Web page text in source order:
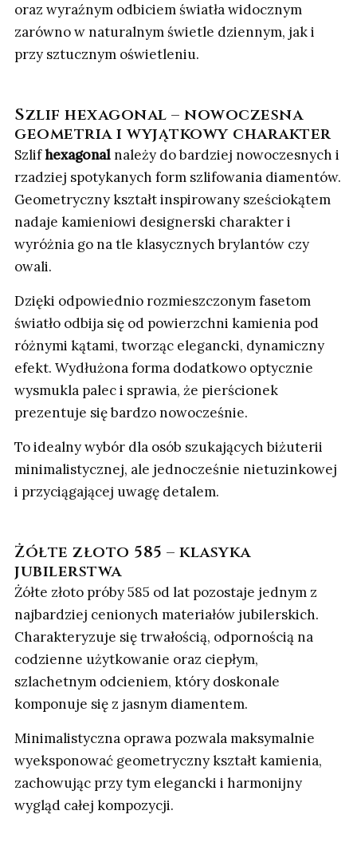
oraz wyraźnym odbiciem światła widocznym
zarówno w naturalnym świetle dziennym, jak i
przy sztucznym oświetleniu.
Szlif hexagonal – nowoczesna
geometria i wyjątkowy charakter
Szlifhexagonalnależy do bardziej nowoczesnych i
rzadziej spotykanych form szlifowania diamentów.
Geometryczny kształt inspirowany sześciokątem
nadaje kamieniowi designerski charakter i
wyróżnia go na tle klasycznych brylantów czy
owali.
Dzięki odpowiednio rozmieszczonym fasetom
światło odbija się od powierzchni kamienia pod
różnymi kątami, tworząc elegancki, dynamiczny
efekt. Wydłużona forma dodatkowo optycznie
wysmukla palec i sprawia, że pierścionek
prezentuje się bardzo nowocześnie.
To idealny wybór dla osób szukających biżuterii
minimalistycznej, ale jednocześnie nietuzinkowej
i przyciągającej uwagę detalem.
Żółte złoto 585 – klasyka
jubilerstwa
Żółte złoto próby 585 od lat pozostaje jednym z
najbardziej cenionych materiałów jubilerskich.
Charakteryzuje się trwałością, odpornością na
codzienne użytkowanie oraz ciepłym,
szlachetnym odcieniem, który doskonale
komponuje się z jasnym diamentem.
Minimalistyczna oprawa pozwala maksymalnie
wyeksponować geometryczny kształt kamienia,
zachowując przy tym elegancki i harmonijny
wygląd całej kompozycji.